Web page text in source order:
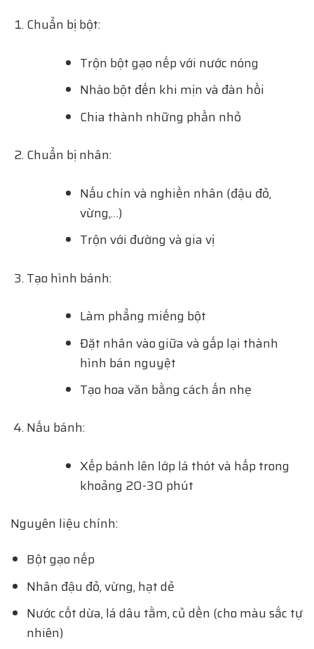
Chuẩn bị bột:
Trộn bột gạo nếp với nước nóng
Nhào bột đến khi mịn và đàn hồi
Chia thành những phần nhỏ
Chuẩn bị nhân:
Nấu chín và nghiền nhân (đậu đỏ,
vừng,…)
Trộn với đường và gia vị
Tạo hình bánh:
Làm phẳng miếng bột
Đặt nhân vào giữa và gấp lại thành
hình bán nguyệt
Tạo hoa văn bằng cách ấn nhẹ
Nấu bánh:
Xếp bánh lên lớp lá thót và hấp trong
khoảng 20-30 phút
Nguyên liệu chính:
Bột gạo nếp
Nhân đậu đỏ, vừng, hạt dẻ
Nước cốt dừa, lá dâu tằm, củ dền (cho màu sắc tự
nhiên)